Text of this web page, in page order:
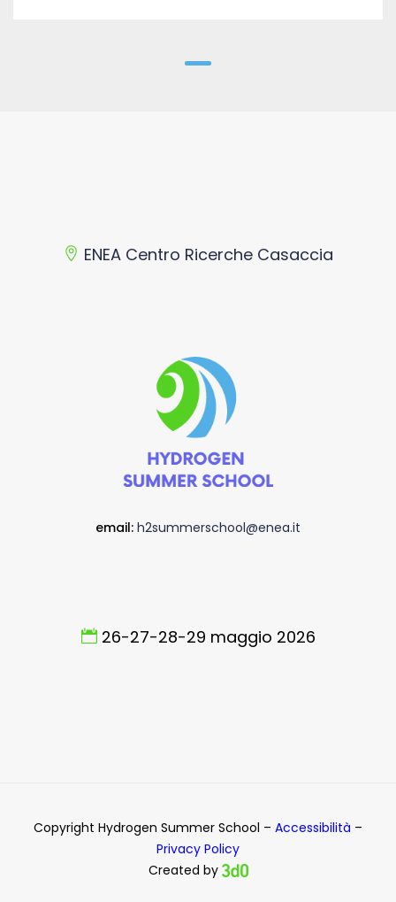
ENEA Centro Ricerche Casaccia
email: h2summerschool@enea.it
26-27-28-29 maggio 2026
Copyright Hydrogen Summer School – Accessibilità –
Privacy Policy
Created by